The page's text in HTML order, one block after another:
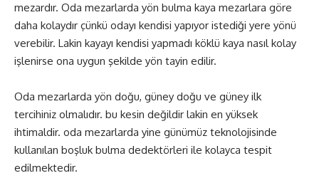
mezardır. Oda mezarlarda yön bulma kaya mezarlara göre
daha kolaydır çünkü odayı kendisi yapıyor istediği yere yönü
verebilir. Lakin kayayı kendisi yapmadı köklü kaya nasıl kolay
işlenirse ona uygun şekilde yön tayin edilir.
Oda mezarlarda yön doğu, güney doğu ve güney ilk
tercihiniz olmalıdır. bu kesin değildir lakin en yüksek
ihtimaldir. oda mezarlarda yine günümüz teknolojisinde
kullanılan boşluk bulma dedektörleri ile kolayca tespit
edilmektedir.